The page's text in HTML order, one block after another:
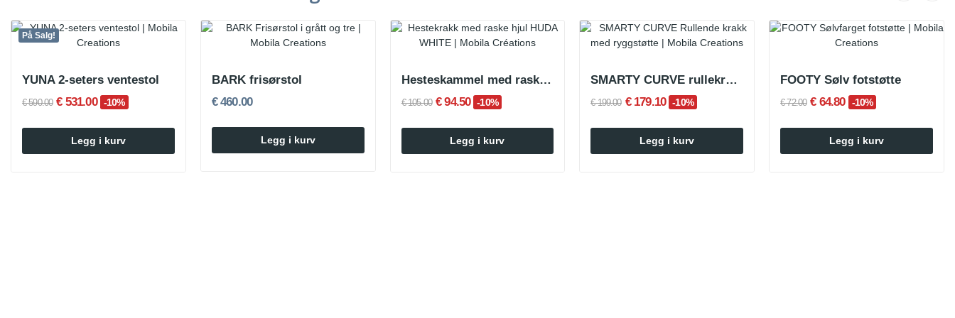
På Salg!
YUNA 2-seters ventestol
€ 590.00 € 531.00 -10%
Legg i kurv
BARK frisørstol
€ 460.00
Legg i kurv
Hesteskammel med raske hjul HUDA WHITE
€ 105.00 € 94.50 -10%
Legg i kurv
SMARTY CURVE rullekrakk med ryggstøtte
€ 199.00 € 179.10 -10%
Legg i kurv
FOOTY Sølv fotstøtte
€ 72.00 € 64.80 -10%
Legg i kurv